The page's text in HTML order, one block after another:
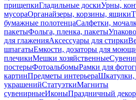
прищепкиГладильные доскиУрны,
мусораОрганайзеры, корзины, ящики
бумажные полотенцаСалфетки,
пакетыФольга, пленка, пакеты
для глаженияАксессуары для стирки
шпагатыЕмкости, дозаторы для
плечикиМешки хозяйственные
постерыФотоальбомыРамки для
картинПредметы интерьераШкатулки,
украшенийСтатуэткиМагниты
сувенирныеИконыПраздничный декор